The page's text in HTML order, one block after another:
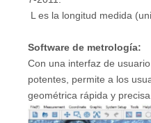
L es la longitud medida
Software de metrología:
Con una interfaz de
potentes, permite a los
geométrica rápida y precisa.